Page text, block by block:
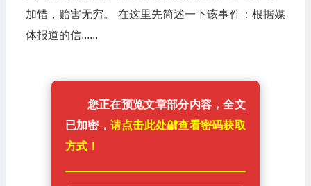
加错，贻害无穷。 在这里先简述一下该事件：根据媒
体报道的信......
您正在预览文章部分内容，全文
已加密， 请点击此处🔐️查看密码获取
方式！